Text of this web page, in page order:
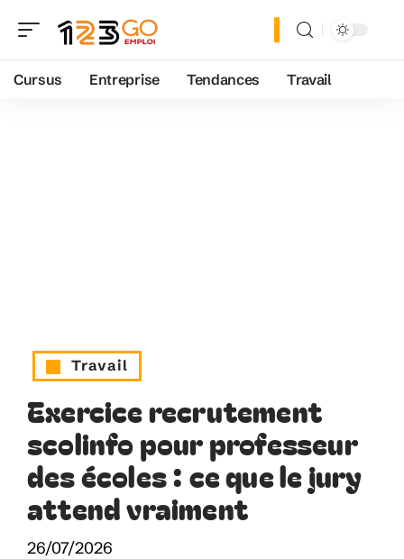
Cursus Entreprise Tendances Travail
Travail
Exercice recrutement
scolinfo pour professeur
des écoles : ce que le jury
attend vraiment
26/07/2026